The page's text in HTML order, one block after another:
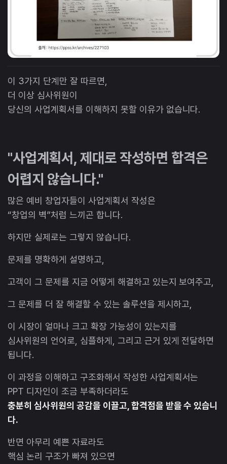
이 3가지 단계만 잘 따르면,
더 이상 심사위원이
당신의 사업계획서를 이해하지 못할 이유가 없습니다.
"사업계획서, 제대로 작성하면 합격은
어렵지 않습니다."
많은 예비 창업자들이 사업계획서 작성은
“창업의 벽”처럼 느끼곤 합니다.
하지만 실제로는 그렇지 않습니다.
문제를 명확하게 설명하고,
고객이 그 문제를 지금 어떻게 해결하고 있는지 보여주고,
그 문제를 더 잘 해결할 수 있는 솔루션을 제시하고,
이 시장이 얼마나 크고 확장 가능성이 있는지를
심사위원의 언어로, 심플하게, 그리고 근거 있게 전달하면
됩니다.
이 과정을 이해하고 구조화해서 작성한 사업계획서는
PPT 디자인이 조금 부족하더라도
충분히 심사위원의 공감을 이끌고, 합격점을 받을 수 있습니
다.
반면 아무리 예쁜 자료라도
핵심 논리 구조가 빠져 있으면